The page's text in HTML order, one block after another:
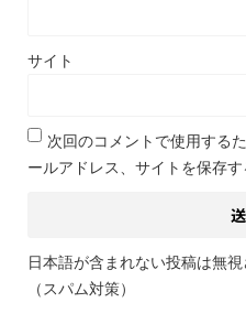
サイト
次回のコメントで使用する
ールアドレス、サイトを保存す
日本語が含まれない投稿は無
（スパム対策）